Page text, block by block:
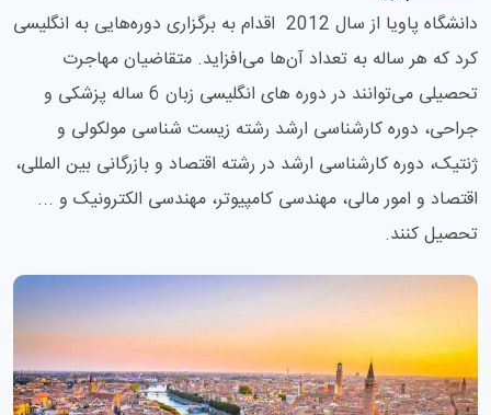
دانشگاه پاویا از سال 2012 اقدام به برگزاری دوره‌هایی به انگلیسی
کرد که هر ساله به تعداد آن‌ها می‌افزاید. متقاضیان مهاجرت
تحصیلی می‌توانند در دوره های انگلیسی زبان 6 ساله پزشکی و
جراحی، دوره کارشناسی ارشد رشته زیست شناسی مولکولی و
ژنتیک، دوره کارشناسی ارشد در رشته اقتصاد و بازرگانی بین المللی،
اقتصاد و امور مالی، مهندسی کامپیوتر، مهندسی الکترونیک و ...
تحصیل کنند.